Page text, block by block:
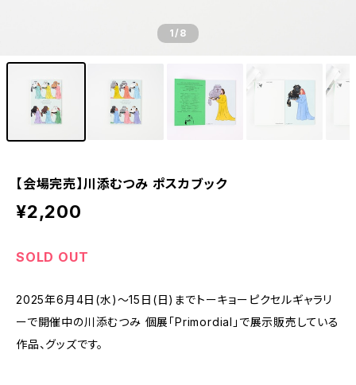
1/8
【会場完売】川添むつみ ポスカブック
¥2,200
SOLD OUT
2025年6月4日(水)〜15日(日)までトーキョーピクセルギャラリ
ーで開催中の川添むつみ 個展「Primordial」で展示販売している
作品、グッズです。